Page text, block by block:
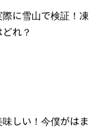
に雪山で検証！凍
れ？
しい！今僕がはま